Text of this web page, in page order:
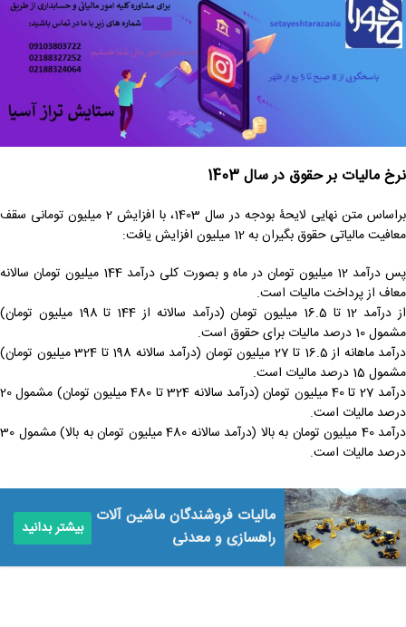
نرخ مالیات بر حقوق در سال 1403
براساس متن نهایی لایحۀ بودجه در سال 1403، با افزایش 2 میلیون تومانی سقف
معافیت مالیاتی حقوق بگیران به 12 میلیون افزایش یافت:
پس درآمد 12 میلیون تومان در ماه و بصورت کلی درآمد 144 میلیون تومان سالانه
معاف از پرداخت مالیات است.
از درآمد 12 تا 16.5 میلیون تومان (درآمد سالانه از 144 تا 198 میلیون تومان)
مشمول 10 درصد مالیات برای حقوق است.
درآمد ماهانه از 16.5 تا 27 میلیون تومان (درآمد سالانه 198 تا 324 میلیون تومان)
مشمول 15 درصد مالیات است.
درآمد 27 تا 40 میلیون تومان (درآمد سالانه 324 تا 480 میلیون تومان) مشمول 20
درصد مالیات است.
درآمد 40 میلیون تومان به بالا (درآمد سالانه 480 میلیون تومان به بالا) مشمول 30
درصد مالیات است.
مالیات فروشندگان ماشین آلات
راهسازی و معدنی
بیشتر بدانید